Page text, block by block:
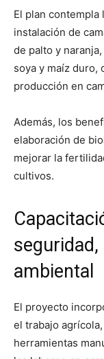
El plan
instalación de
de palto y
soya y maíz duro,
producción en
Además, los
elaboración de
mejorar la
cultivos.
ambiental
El proyecto
el trabajo
herramientas